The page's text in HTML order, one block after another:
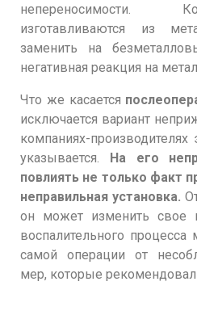
непереносимости.
изготавливаются из
заменить на
негативная реакция на
Что же касается
исключается вариант
компаниях-
указывается.
На его
повлиять не только факт
неправильная установка.
он может изменить свое
воспалительного
самой операции от
мер, которые